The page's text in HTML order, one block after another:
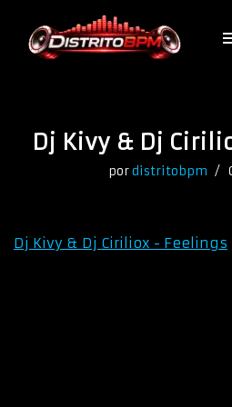
Saltar
Dj Kivy & Dj
pordistritobpm
Dj Kivy & Dj Ciriliox - Feelings